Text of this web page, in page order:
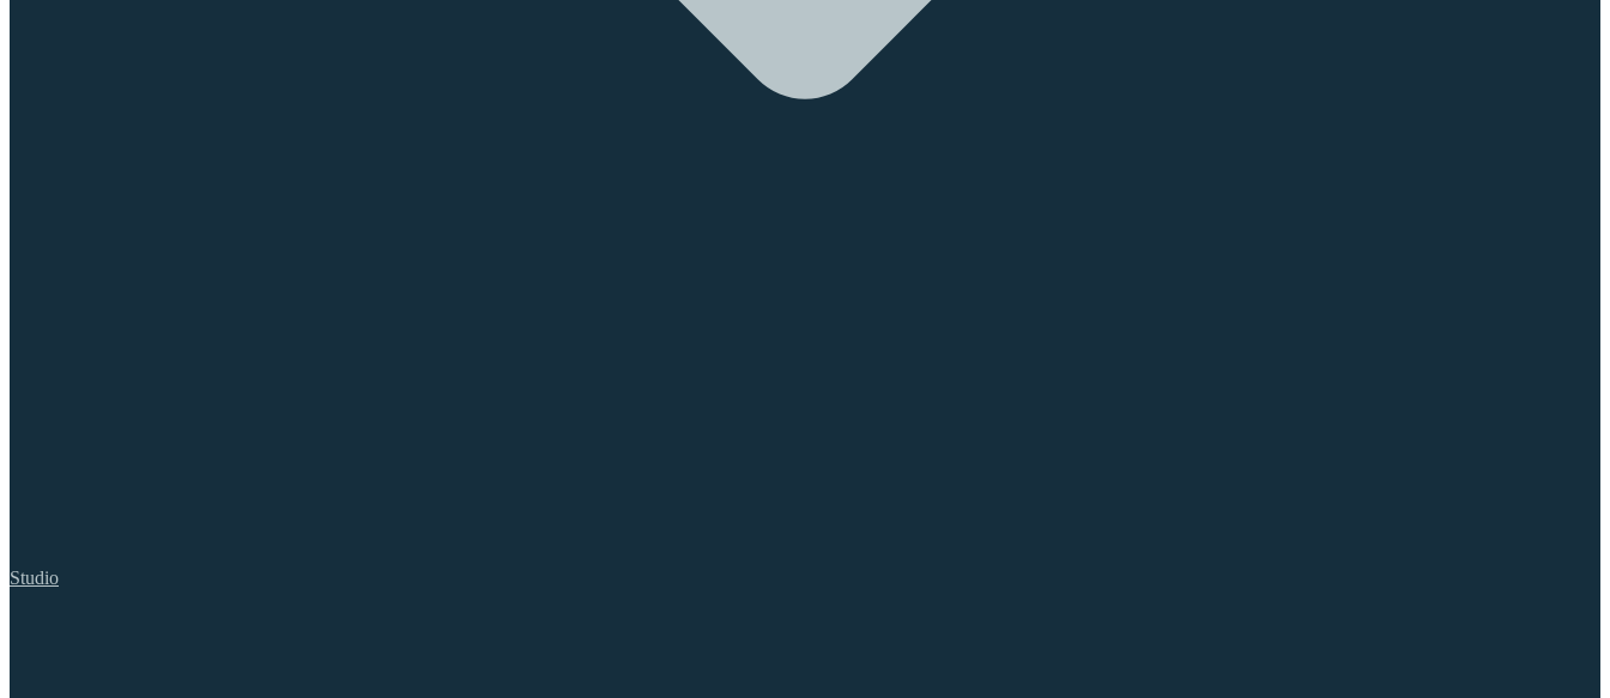
Studio